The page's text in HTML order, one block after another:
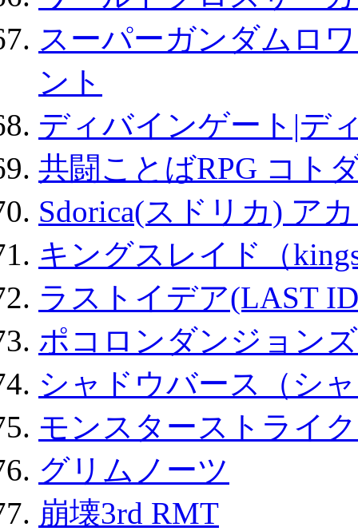
スーパーガンダムロ
ント
ディバインゲート|デ
共闘ことばRPG コト
Sdorica(スドリカ) ア
キングスレイド（
ラストイデア(LAST
ポコロンダンジョン
シャドウバース（シ
モンスターストライ
グリムノーツ
崩壊3rd RMT